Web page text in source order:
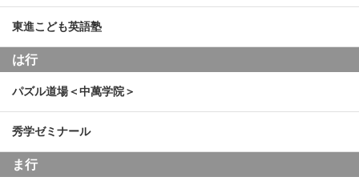
東進こども英語塾
は行
パズル道場＜中萬学院＞
秀学ゼミナール
ま行